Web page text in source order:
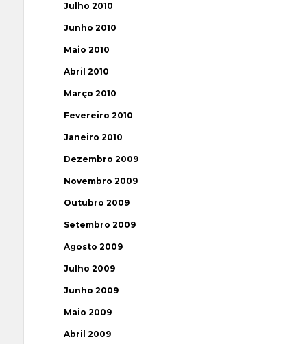
Julho 2010
Junho 2010
Maio 2010
Abril 2010
Março 2010
Fevereiro 2010
Janeiro 2010
Dezembro 2009
Novembro 2009
Outubro 2009
Setembro 2009
Agosto 2009
Julho 2009
Junho 2009
Maio 2009
Abril 2009